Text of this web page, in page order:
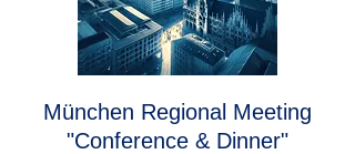
München Regional Meeting
"Conference & Dinner"